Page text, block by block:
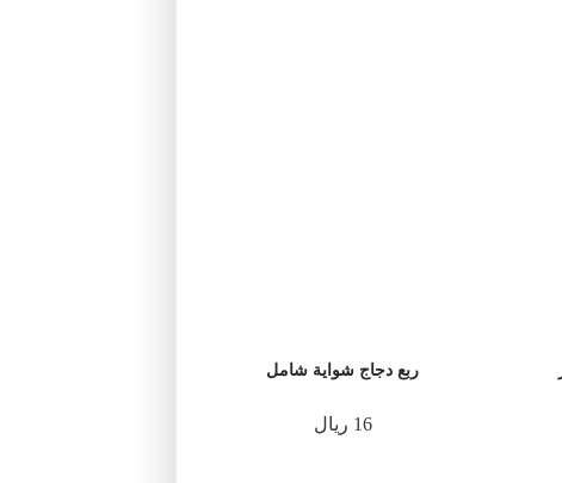
ربع دجاج شواية شامل
16 ريال